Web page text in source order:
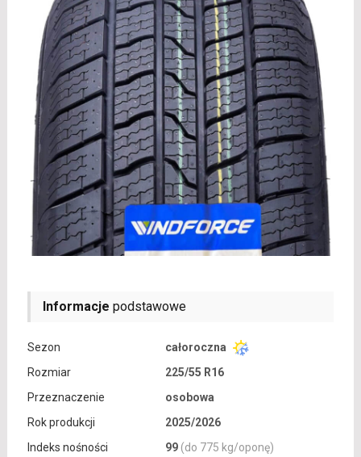
Informacje podstawowe
Sezon
całoroczna
Rozmiar
225/55 R16
Przeznaczenie
osobowa
Rok produkcji
2025/2026
Indeks nośności
99 (do 775 kg/oponę)